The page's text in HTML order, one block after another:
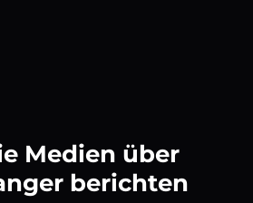
Medien über
berichten